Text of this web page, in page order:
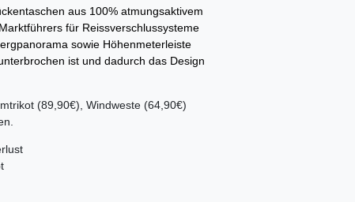
aus 100% atmungsaktivem
für Reissverschlussysteme
sowie Höhenmeterleiste
ist und dadurch das Design
(89,90€), Windweste (64,90€)